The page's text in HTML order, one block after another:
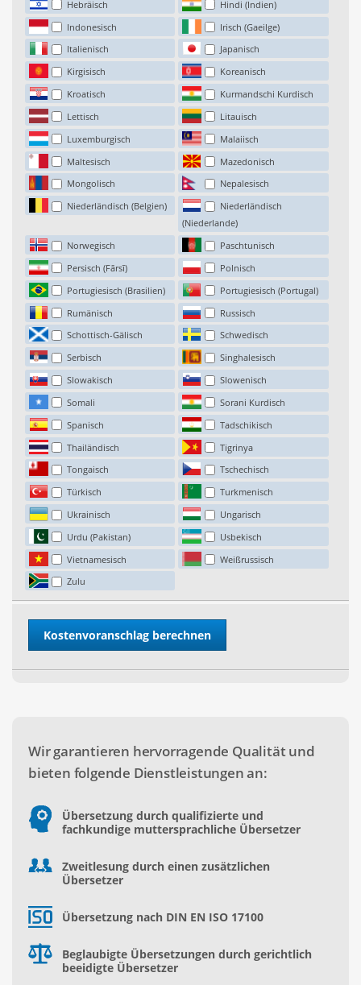
Hebräisch
Hindi (Indien)
Indonesisch
Irisch (Gaeilge)
Italienisch
Japanisch
Kirgisisch
Koreanisch
Kroatisch
Kurmandschi Kurdisch
Lettisch
Litauisch
Luxemburgisch
Malaiisch
Maltesisch
Mazedonisch
Mongolisch
Nepalesisch
Niederländisch (Belgien)
Niederländisch
(Niederlande)
Norwegisch
Paschtunisch
Persisch (Fārsī)
Polnisch
Portugiesisch (Brasilien)
Portugiesisch (Portugal)
Rumänisch
Russisch
Schottisch-Gälisch
Schwedisch
Serbisch
Singhalesisch
Slowakisch
Slowenisch
Somali
Sorani Kurdisch
Spanisch
Tadschikisch
Thailändisch
Tigrinya
Tongaisch
Tschechisch
Türkisch
Turkmenisch
Ukrainisch
Ungarisch
Urdu (Pakistan)
Usbekisch
Vietnamesisch
Weißrussisch
Zulu
Wir garantieren hervorragende Qualität und
bieten folgende Dienstleistungen an:
Übersetzung durch qualifizierte und
fachkundige muttersprachliche Übersetzer
Zweitlesung durch einen zusätzlichen
Übersetzer
Übersetzung nach DIN EN ISO 17100
Beglaubigte Übersetzungen durch gerichtlich
beeidigte Übersetzer